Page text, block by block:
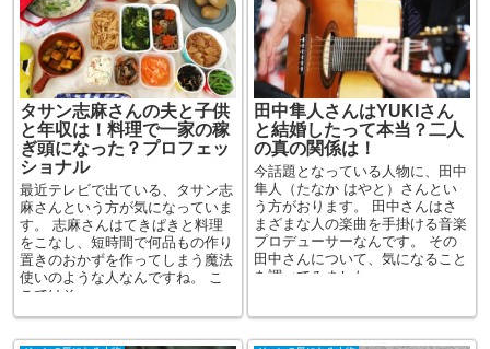
タサン志麻さんの夫と子供
と年収は！料理で一家の稼
ぎ頭になった？プロフェッ
ショナル
最近テレビで出ている、タサン志
麻さんという方が気になっていま
す。 志麻さんはてきぱきと料理
をこなし、短時間で何品もの作り
置きのおかずを作ってしまう魔法
使いのような人なんですね。 こ
こではそ...
田中隼人さんはYUKIさん
と結婚したって本当？二人
の真の関係は！
今話題となっている人物に、田中
隼人（たなか はやと）さんとい
う方がおります。 田中さんはさ
まざまな人の楽曲を手掛ける音楽
プロデューサーなんです。 その
田中さんについて、気になること
を調べてみました...